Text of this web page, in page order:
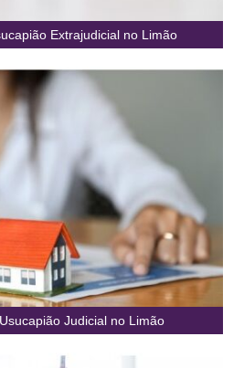
Extrajudicial no Limão
Judicial no Limão